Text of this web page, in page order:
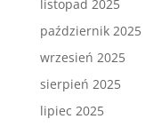
listopad 2025
październik 2025
wrzesień 2025
sierpień 2025
lipiec 2025